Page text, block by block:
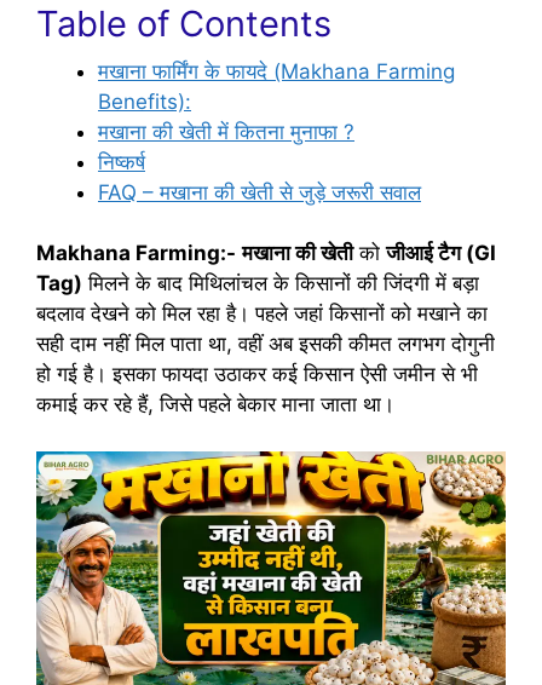
Table of Contents
मखाना फार्मिंग के फायदे (Makhana Farming
Benefits):
मखाना की खेती में कितना मुनाफा ?
निष्कर्ष
FAQ – मखाना की खेती से जुड़े जरूरी सवाल
Makhana Farming:- मखाना की खेतीकोजीआई टैग (GI
Tag) मिलने के बाद मिथिलांचल के किसानों की जिंदगी में बड़ा
बदलाव देखने को मिल रहा है। पहले जहां किसानों को मखाने का
सही दाम नहीं मिल पाता था, वहीं अब इसकी कीमत लगभग दोगुनी
हो गई है। इसका फायदा उठाकर कई किसान ऐसी जमीन से भी
कमाई कर रहे हैं, जिसे पहले बेकार माना जाता था।